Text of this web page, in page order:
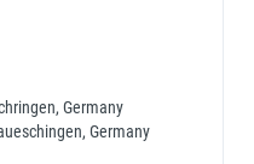
Germany
Germany